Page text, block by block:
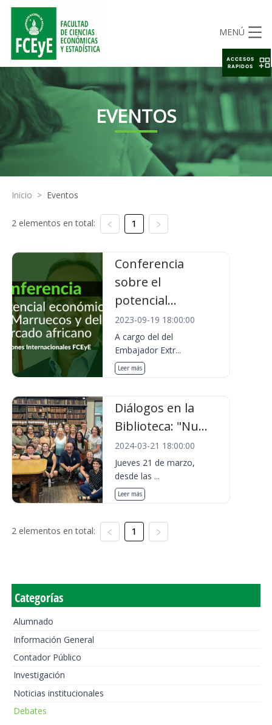
MENÚ
EVENTOS
Inicio > Eventos
2 elementos en total: 1
Conferencia
sobre el
potencial...
2023-09-19 18:00:00
A cargo del del
Embajador Extr...
Leer más
Diálogos en la
Biblioteca: "Nu...
2024-03-21 18:00:00
Jueves 21 de marzo,
desde las ...
Leer más
2 elementos en total: 1
Categorías
Alumnado
Información General
Contador Público
Investigación
Noticias institucionales
Debates
ACCESOS
RAPIDOS